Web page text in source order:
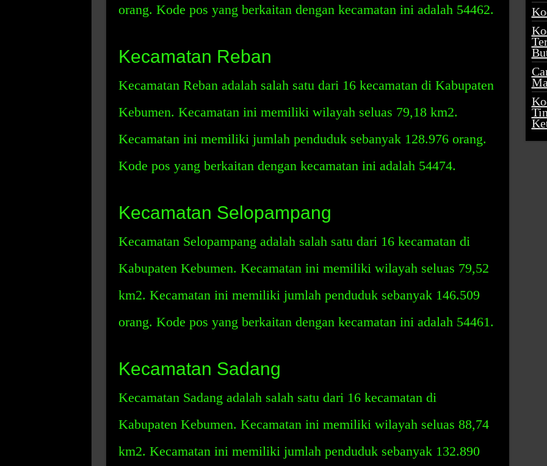
orang. Kode pos yang berkaitan dengan kecamatan ini adalah 54462.
Kecamatan Reban
Kecamatan Reban adalah salah satu dari 16 kecamatan di Kabupaten
Kebumen. Kecamatan ini memiliki wilayah seluas 79,18 km2.
Kecamatan ini memiliki jumlah penduduk sebanyak 128.976 orang.
Kode pos yang berkaitan dengan kecamatan ini adalah 54474.
Kecamatan Selopampang
Kecamatan Selopampang adalah salah satu dari 16 kecamatan di
Kabupaten Kebumen. Kecamatan ini memiliki wilayah seluas 79,52
km2. Kecamatan ini memiliki jumlah penduduk sebanyak 146.509
orang. Kode pos yang berkaitan dengan kecamatan ini adalah 54461.
Kecamatan Sadang
Kecamatan Sadang adalah salah satu dari 16 kecamatan di
Kabupaten Kebumen. Kecamatan ini memiliki wilayah seluas 88,74
km2. Kecamatan ini memiliki jumlah penduduk sebanyak 132.890